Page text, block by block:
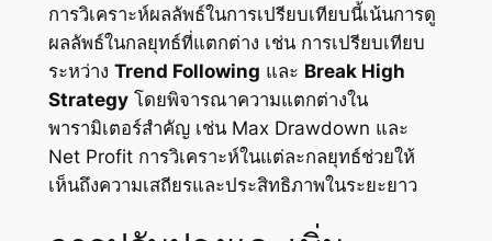
การวิเคราะห์ผลลัพธ์ในการเปรียบเทียบนี้เน้นการดู
ผลลัพธ์ในกลยุทธ์ที่แตกต่าง เช่น การเปรียบเทียบ
ระหว่าง Trend Following และ Break High
Strategyโดยพิจารณาความแตกต่างใน
พารามิเตอร์สำคัญ เช่น Max Drawdown และ
Net Profit การวิเคราะห์ในแต่ละกลยุทธ์ช่วยให้
เห็นถึงความเสถียรและประสิทธิภาพในระยะยาว